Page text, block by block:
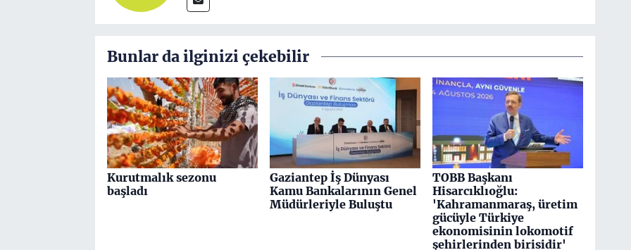
Bunlar da ilginizi çekebilir
Kurutmalık sezonu
başladı
Gaziantep İş Dünyası
Kamu Bankalarının Genel
Müdürleriyle Buluştu
TOBB Başkanı
Hisarcıklıoğlu:
'Kahramanmaraş, üretim
gücüyle Türkiye
ekonomisinin lokomotif
şehirlerinden birisidir'